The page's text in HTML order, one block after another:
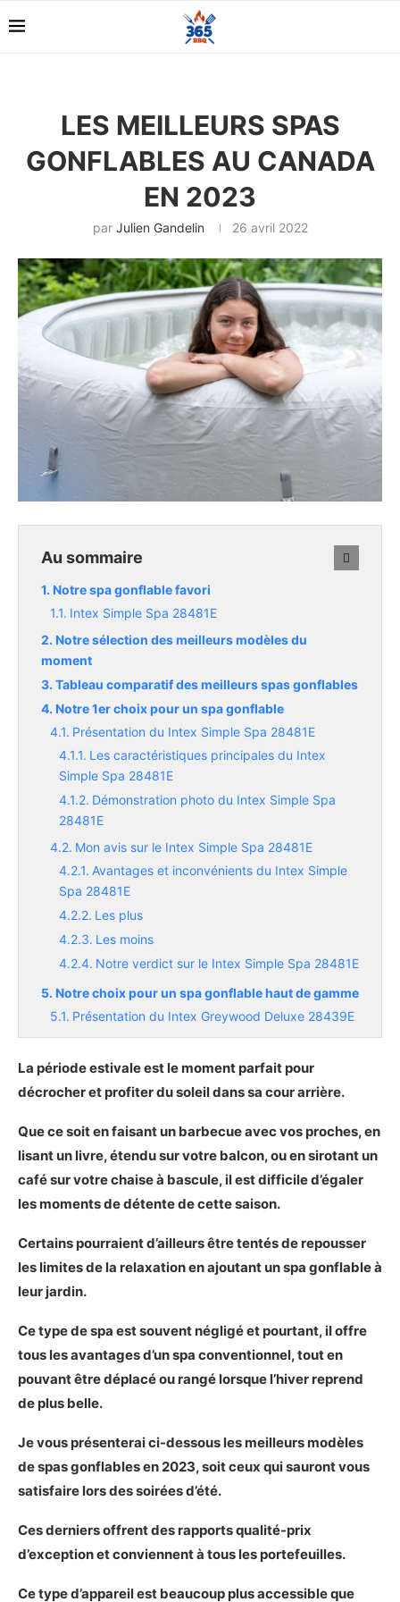
LES MEILLEURS SPAS
GONFLABLES AU CANADA
EN 2023
par Julien Gandelin 26 avril 2022
Au sommaire
Notre spa gonflable favori
Intex Simple Spa 28481E
Notre sélection des meilleurs modèles du
moment
Tableau comparatif des meilleurs spas gonflables
Notre 1er choix pour un spa gonflable
Présentation du Intex Simple Spa 28481E
Les caractéristiques principales du Intex
Simple Spa 28481E
Démonstration photo du Intex Simple Spa
28481E
Mon avis sur le Intex Simple Spa 28481E
Avantages et inconvénients du Intex Simple
Spa 28481E
Les plus
Les moins
Notre verdict sur le Intex Simple Spa 28481E
Notre choix pour un spa gonflable haut de gamme
Présentation du Intex Greywood Deluxe 28439E
Les caractéristiques principales du Intex
Greywood Deluxe 28439E
Démonstration photo du Intex Greywood
Deluxe 28439E
Mon avis sur le Intex Greywood Deluxe 28439E
Avantages et inconvénients du Intex
Greywood Deluxe 28439E
Les plus
Notre verdict sur le Intex Greywood Deluxe
28439E
Notre choix pour un spa gonflable le plus complet
Les caractéristiques principales du MSPA
MONT BLANC
Mon avis sur le MSPA MONT BLANC
BLANC
Les plus
Les moins
Notre choix pour un spa gonflable à petit budget
Présentation du Bestway SaluSpa Honolulu AirJet
La période estivale est le moment parfait pour
décrocher et profiter du soleil dans sa cour arrière.
Que ce soit en faisant un barbecue avec vos proches, en
lisant un livre, étendu sur votre balcon, ou en sirotant un
café sur votre chaise à bascule, il est difficile d’égaler
les moments de détente de cette saison.
Certains pourraient d’ailleurs être tentés de repousser
les limites de la relaxation en ajoutant un spa gonflable à
leur jardin.
Ce type de spa est souvent négligé et pourtant, il offre
tous les avantages d’un spa conventionnel, tout en
pouvant être déplacé ou rangé lorsque l’hiver reprend
de plus belle.
Je vous présenterai ci-dessous les meilleurs modèles
de spas gonflables en 2023, soit ceux qui sauront vous
satisfaire lors des soirées d’été.
Ces derniers offrent des rapports qualité-prix
d’exception et conviennent à tous les portefeuilles.
Ce type d’appareil est beaucoup plus accessible que